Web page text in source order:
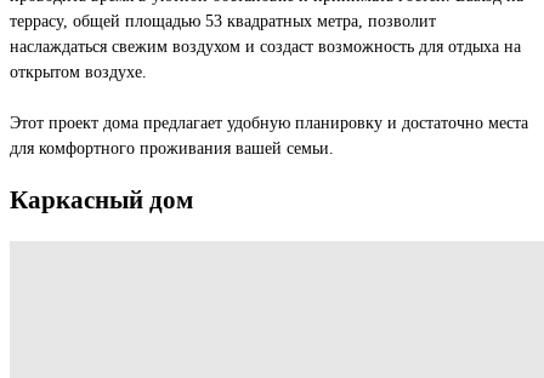
террасу, общей площадью 53 квадратных метра, позволит
наслаждаться свежим воздухом и создаст возможность для отдыха на
открытом воздухе.
Этот проект дома предлагает удобную планировку и достаточно места
для комфортного проживания вашей семьи.
Каркасный дом